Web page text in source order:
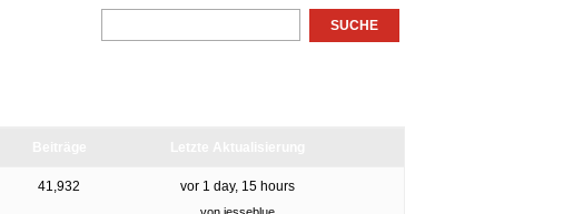
41,932 vor 1 day, 15 hours